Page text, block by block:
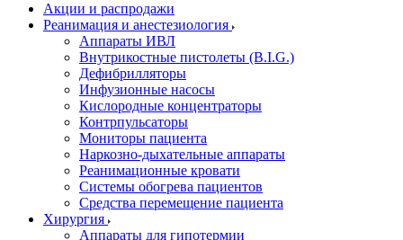
Акции и распродажи
Реанимация и анестезиология
Аппараты ИВЛ
Внутрикостные пистолеты (B.I.G.)
Дефибрилляторы
Инфузионные насосы
Кислородные концентраторы
Контрпульсаторы
Мониторы пациента
Наркозно-дыхательные аппараты
Реанимационные кровати
Системы обогрева пациентов
Средства перемещение пациента
Хирургия
Аппараты для гипотермии